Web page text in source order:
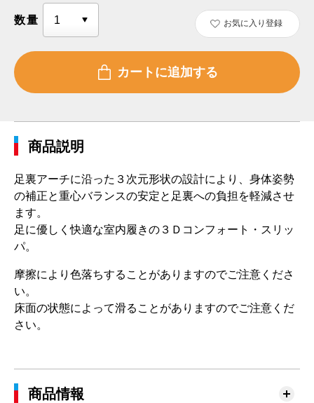
数量 お気に入り登録
商品説明
足裏アーチに沿った３次元形状の設計により、身体姿勢
の補正と重心バランスの安定と足裏への負担を軽減させ
ます。
足に優しく快適な室内履きの３Ｄコンフォート・スリッ
パ。
摩擦により色落ちすることがありますのでご注意くださ
い。
床面の状態によって滑ることがありますのでご注意くだ
さい。
商品情報